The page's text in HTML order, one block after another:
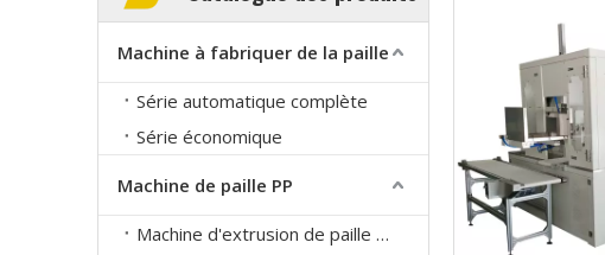
Machine à fabriquer de la paille
Série automatique complète
Série économique
Machine de paille PP
Machine d'extrusion de paille PP